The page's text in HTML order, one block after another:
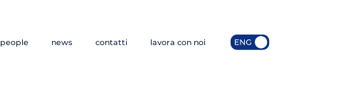
people news contatti lavora con noi